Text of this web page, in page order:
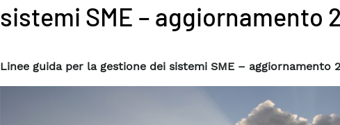
sistemi SME – aggiornamento
Linee guida per la gestione dei sistemi SME – aggiornamento